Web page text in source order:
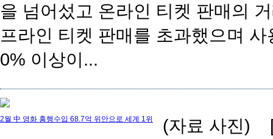
을 넘어섰고 온라인 티켓 판매의
프라인 티켓 판매를 초과했으며 사
0% 이상이...
2월 中 영화 흥행수입 68.7억 위안으로 세계 1위
(자료 사진)